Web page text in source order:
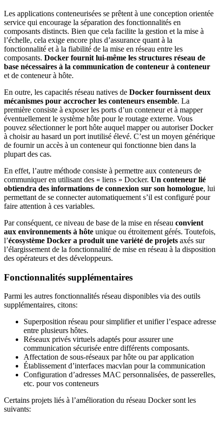
Les applications conteneurisées se prêtent à une conception orientée
service qui encourage la séparation des fonctionnalités en
composants distincts. Bien que cela facilite la gestion et la mise à
l’échelle, cela exige encore plus d’assurance quant à la
fonctionnalité et à la fiabilité de la mise en réseau entre les
composants. Docker fournit lui-même les structures réseau de
base nécessaires à la communication de conteneur à conteneur
et de conteneur à hôte.
En outre, les capacités réseau natives de Docker fournissent deux
mécanismes pour accrocher les conteneurs ensemble. La
première consiste à exposer les ports d’un conteneur et à mapper
éventuellement le système hôte pour le routage externe. Vous
pouvez sélectionner le port hôte auquel mapper ou autoriser Docker
à choisir au hasard un port inutilisé élevé. C’est un moyen générique
de fournir un accès à un conteneur qui fonctionne bien dans la
plupart des cas.
En effet, l’autre méthode consiste à permettre aux conteneurs de
communiquer en utilisant des « liens » Docker. Un conteneur lié
obtiendra des informations de connexion sur son homologue, lui
permettant de se connecter automatiquement s’il est configuré pour
faire attention à ces variables.
Par conséquent, ce niveau de base de la mise en réseau convient
aux environnements à hôte unique ou étroitement gérés. Toutefois,
l’écosystème Docker a produit une variété de projets axés sur
l’élargissement de la fonctionnalité de mise en réseau à la disposition
des opérateurs et des développeurs.
Fonctionnalités supplémentaires
Parmi les autres fonctionnalités réseau disponibles via des outils
supplémentaires, citons:
Superposition réseau pour simplifier et unifier l’espace adresse
entre plusieurs hôtes.
Réseaux privés virtuels adaptés pour assurer une
communication sécurisée entre différents composants.
Affectation de sous-réseaux par hôte ou par application
Établissement d’interfaces macvlan pour la communication
Configuration d’adresses MAC personnalisées, de passerelles,
etc. pour vos conteneurs
Certains projets liés à l’amélioration du réseau Docker sont les
suivants: